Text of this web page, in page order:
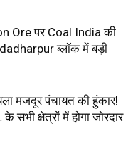
Ore पर Coal India की
ब्लॉक में बड़ी
मजदूर पंचायत की हुंकार!
क्षेत्रों में होगा जोरदार